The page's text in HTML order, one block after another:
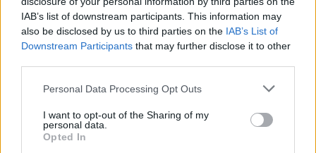
IAB’s list of downstream participants. This information may
also be disclosed by us to third parties on the IAB’s List of
Downstream Participants that may further disclose it to other
Please note that this website/app uses one or more Google
not limited to your visit or usage behaviour. You may click to
grant or deny consent to Google and its third-party tags to
use your data for below specified purposes in below Google
Personal Data Processing Opt Outs
I want to opt-out of the Sharing of my
personal data.
Opted In
Ήπειρος: Μετέφεραν με άλογα 569 κιλά χασίς!